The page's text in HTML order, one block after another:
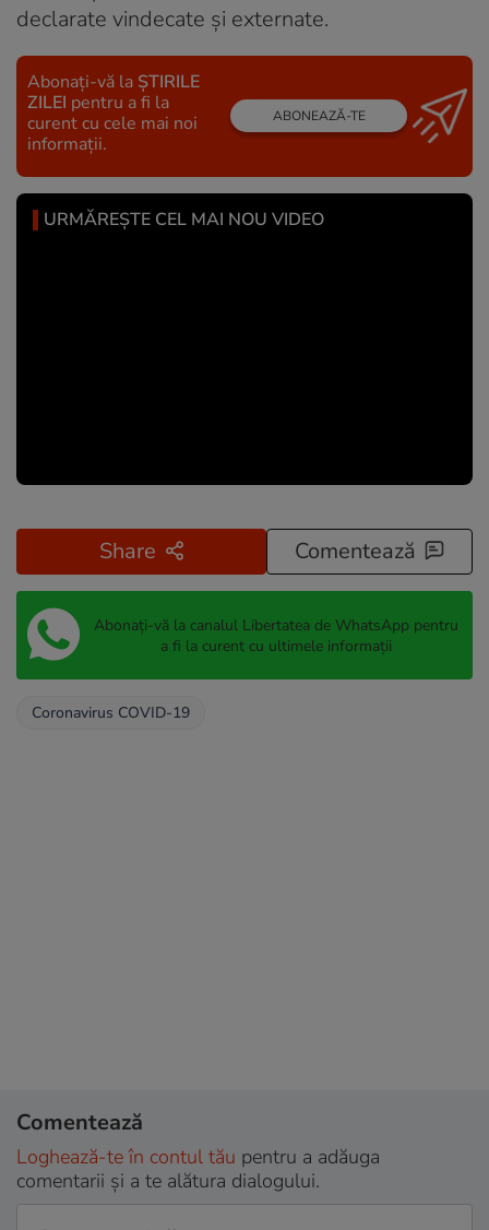
declarate vindecate și externate.
Abonați-vă la ȘTIRILE
ZILEI pentru a fi la
curent cu cele mai noi
informații.
ABONEAZĂ-TE
URMĂREȘTE CEL MAI NOU VIDEO
Share Comentează
Abonați-vă la canalul Libertatea de WhatsApp pentru
a fi la curent cu ultimele informații
Coronavirus COVID-19
Comentează
Loghează-te în contul tău pentru a adăuga
comentarii și a te alătura dialogului.